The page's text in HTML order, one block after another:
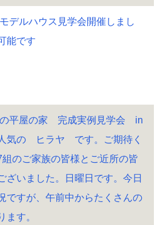
デルハウス見学会開催しまし
能です
の平屋の家 完成実例見学会 in
気の ヒラヤ です。ご期待く
のご家族の皆様とご近所の皆
ざいました。日曜日です。今日
ですが、午前中からたくさんの
ます。